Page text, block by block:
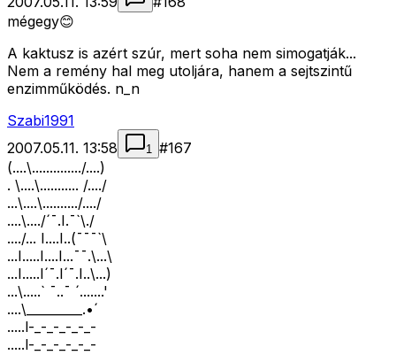
mégegy😊
A kaktusz is azért szúr, mert soha nem simogatják...
Nem a remény hal meg utoljára, hanem a sejtszintű
enzimműködés. n_n
Szabi1991
2007.05.11. 13:58
1 #167
(....\............../....)
. \....\........... /..../
...\....\........../..../
....\..../´¯.I.¯`\./
..../... I....I..(¯¯¯`\
...I.....I....I...¯¯.\...\
...I.....I´¯.I´¯.I..\...)
...\.....` ¯..¯ ´.......'
....\_________.•´
.....l-_-_-_-_-_-
.....l-_-_-_-_-_-